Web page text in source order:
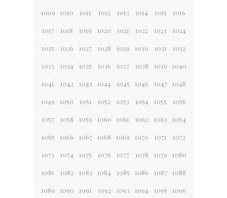
1009 1010 1011 1012 1013 1014 1015 1016
1017 1018 1019 1020 1021 1022 1023 1024
1025 1026 1027 1028 1029 1030 1031 1032
1033 1034 1035 1036 1037 1038 1039 1040
1041 1042 1043 1044 1045 1046 1047 1048
1049 1050 1051 1052 1053 1054 1055 1056
1057 1058 1059 1060 1061 1062 1063 1064
1065 1066 1067 1068 1069 1070 1071 1072
1073 1074 1075 1076 1077 1078 1079 1080
1081 1082 1083 1084 1085 1086 1087 1088
1089 1090 1091 1092 1093 1094 1095 1096